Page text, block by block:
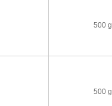
500 g
500 g